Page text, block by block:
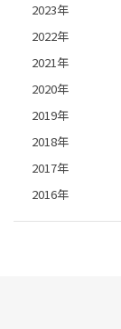
2023年
2022年
2021年
2020年
2019年
2018年
2017年
2016年